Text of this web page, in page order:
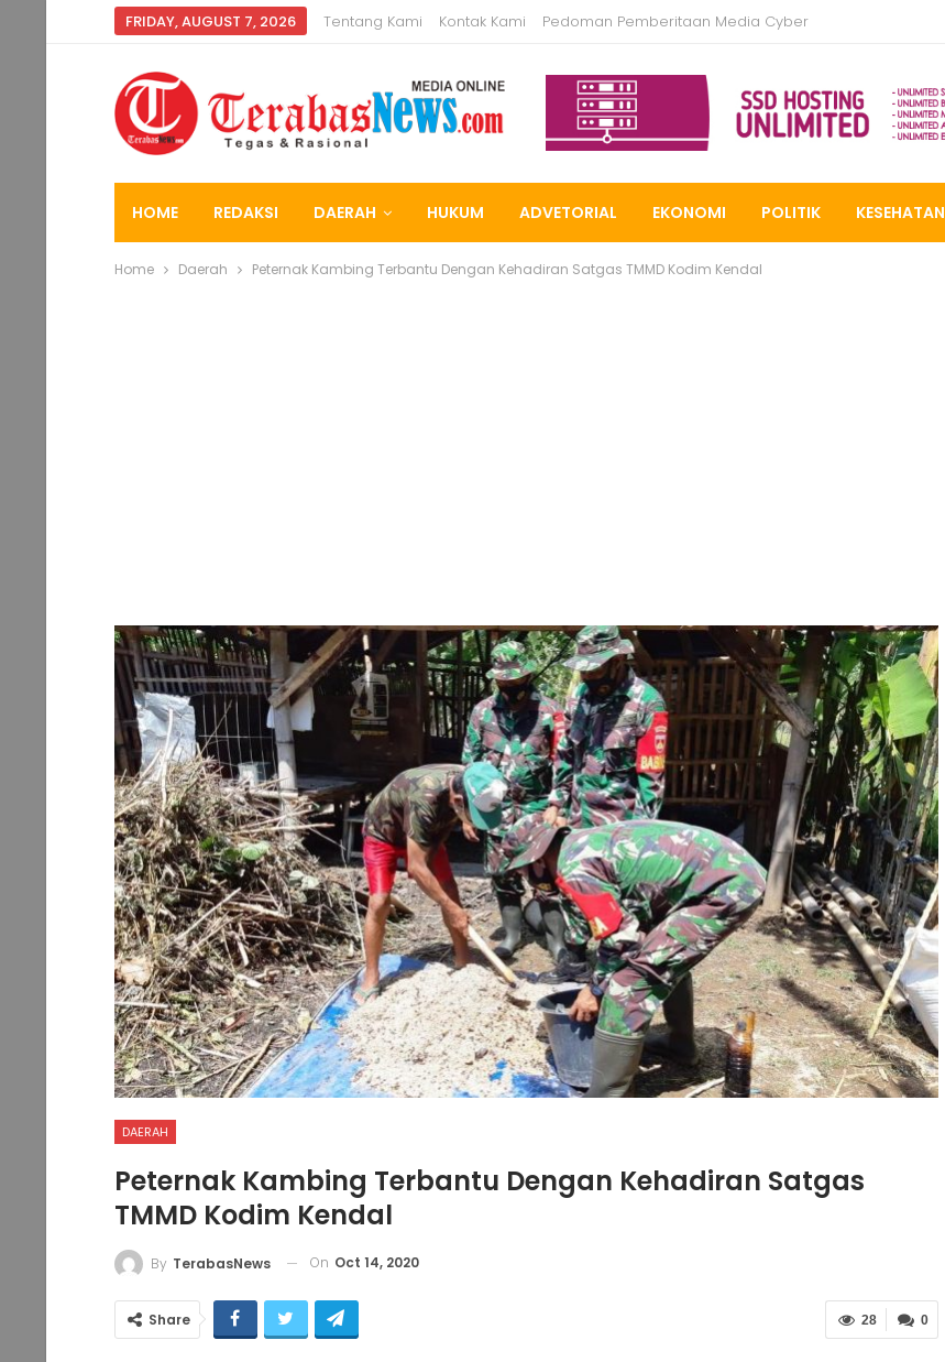
FRIDAY, AUGUST 7, 2026 Tentang Kami Kontak Kami Pedoman Pemberitaan Media Cyber
HOME REDAKSI DAERAH HUKUM ADVETORIAL EKONOMI POLITIK KESEHATAN
Home Daerah Peternak Kambing Terbantu Dengan Kehadiran Satgas TMMD Kodim Kendal
DAERAH
Peternak Kambing Terbantu Dengan Kehadiran Satgas
TMMD Kodim Kendal
By TerabasNews On Oct 14, 2020
0
28
Share